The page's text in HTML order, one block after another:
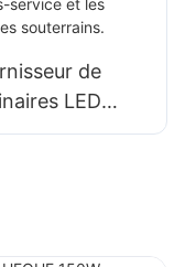
de
LED
CLA 100W
tels que